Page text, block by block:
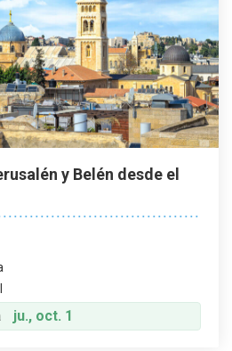
y Belén desde el
ju., oct. 1